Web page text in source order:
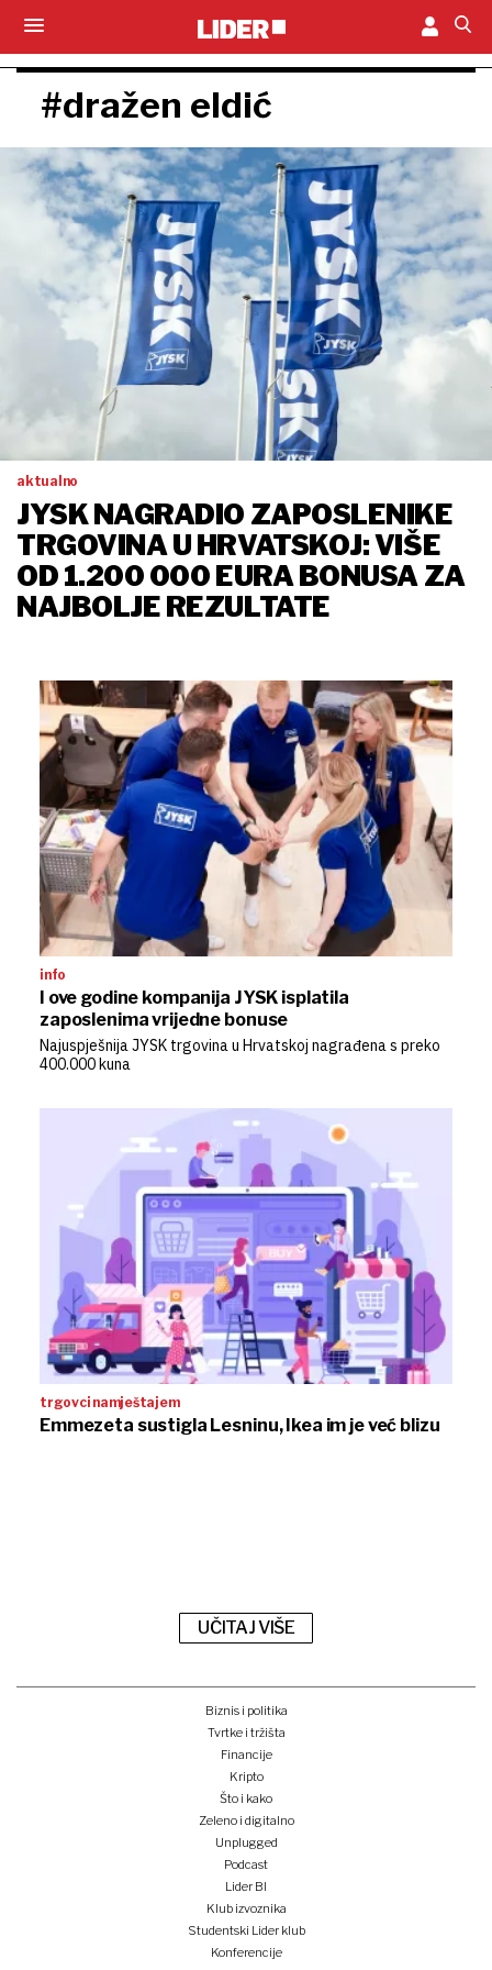
#dražen eldić
aktualno
JYSK NAGRADIO ZAPOSLENIKE
TRGOVINA U HRVATSKOJ: VIŠE
OD 1.200 000 EURA BONUSA ZA
NAJBOLJE REZULTATE
info
I ove godine kompanija JYSK isplatila
zaposlenima vrijedne bonuse
Najuspješnija JYSK trgovina u Hrvatskoj nagrađena s preko
400.000 kuna
trgovci namještajem
Emmezeta sustigla Lesninu, Ikea im je već blizu
UČITAJ VIŠE
Biznis i politika
Tvrtke i tržišta
Financije
Kripto
Što i kako
Zeleno i digitalno
Unplugged
Podcast
Lider BI
Klub izvoznika
Studentski Lider klub
Konferencije